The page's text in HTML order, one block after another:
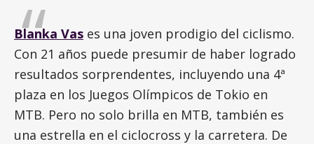
Blanka Vas es una joven prodigio del ciclismo.
Con 21 años puede presumir de haber logrado
resultados sorprendentes, incluyendo una 4ª
plaza en los Juegos Olímpicos de Tokio en
MTB. Pero no solo brilla en MTB, también es
una estrella en el ciclocross y la carretera. De